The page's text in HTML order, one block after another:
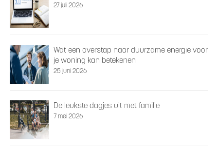
27 juli 2026
Wat een overstap naar duurzame energie voor
je woning kan betekenen
25 juni 2026
De leukste dagjes uit met familie
7 mei 2026